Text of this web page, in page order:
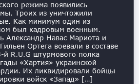
режима появились
Троих из уничтожили
Как минимум один из
был кадровым военным.
Александр Навас Мариота и
Ортега воевали в составе
й R.U.G штурмового полка
«Хартия» украинской
Их ликвидировали бойцы
войск «Запад» […]